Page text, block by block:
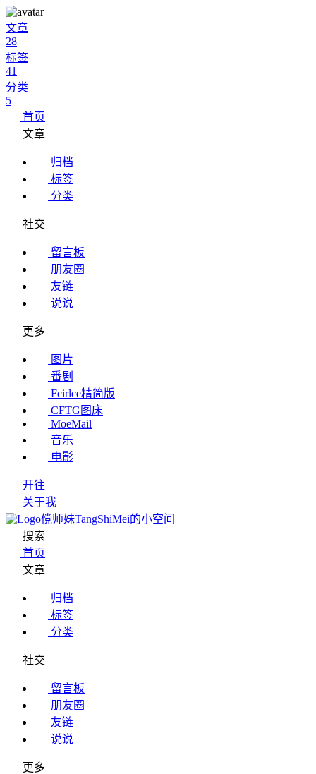
文章
28
标签
41
分类
5
首页
文章
归档
标签
分类
社交
留言板
朋友圈
友链
说说
更多
图片
番剧
Fcirlce精简版
CFTG图床
MoeMail
音乐
电影
开往
关于我
傥师妹TangShiMei的小空间
搜索
首页
文章
归档
标签
分类
社交
留言板
朋友圈
友链
说说
更多